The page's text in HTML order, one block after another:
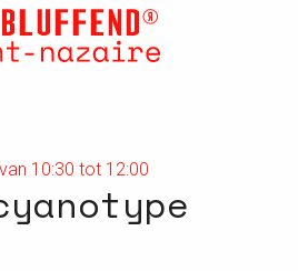
10:30 tot 12:00